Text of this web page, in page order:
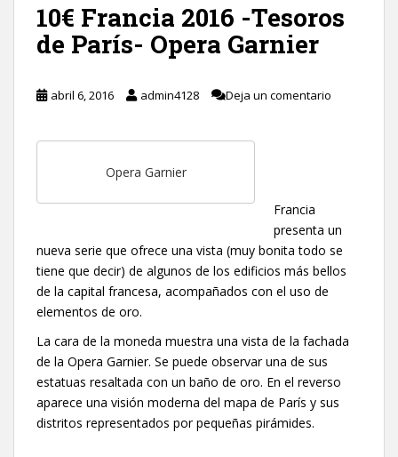
10€ Francia 2016 -Tesoros
de París- Opera Garnier
abril 6, 2016 admin4128 Deja un comentario
Opera Garnier
Francia
presenta un
nueva serie que ofrece una vista (muy bonita todo se
tiene que decir) de algunos de los edificios más bellos
de la capital francesa, acompañados con el uso de
elementos de oro.
La cara de la moneda muestra una vista de la fachada
de la Opera Garnier. Se puede observar una de sus
estatuas resaltada con un baño de oro. En el reverso
aparece una visión moderna del mapa de París y sus
distritos representados por pequeñas pirámides.